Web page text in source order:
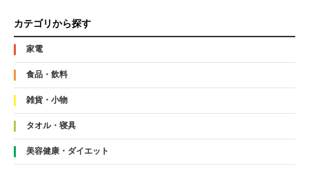
カテゴリから探す
家電
食品・飲料
雑貨・小物
タオル・寝具
美容健康・ダイエット